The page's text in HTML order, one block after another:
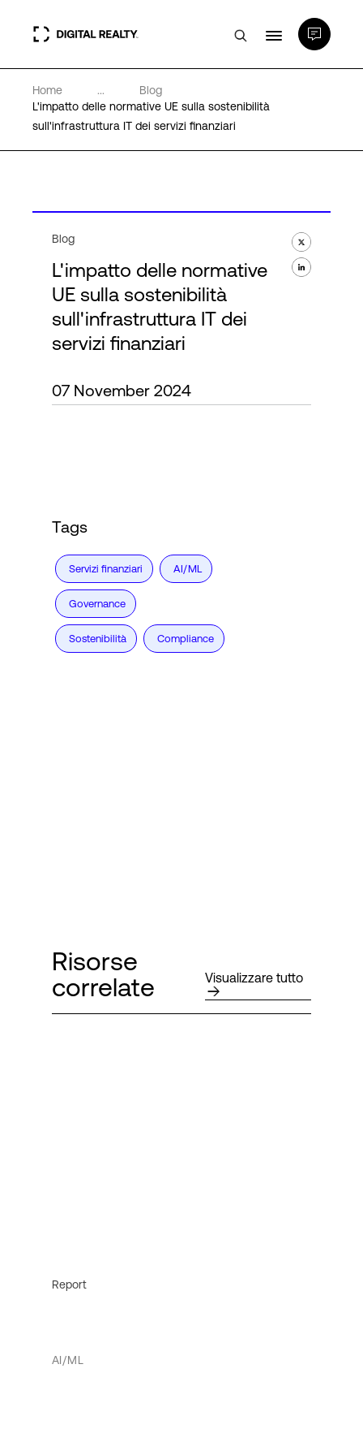
Data center
PlatformDIGITAL®
Chi Siamo
Home ...
Blog
L'impatto delle normative UE sulla sostenibilità
sull'infrastruttura IT dei servizi finanziari
Blog
L'impatto delle normative
UE sulla sostenibilità
sull'infrastruttura IT dei
servizi finanziari
07 November 2024
Tags
Servizi finanziari AI/ML
Governance
Sostenibilità Compliance
Risorse
correlate
Visualizzare tutto
Report
AI/ML